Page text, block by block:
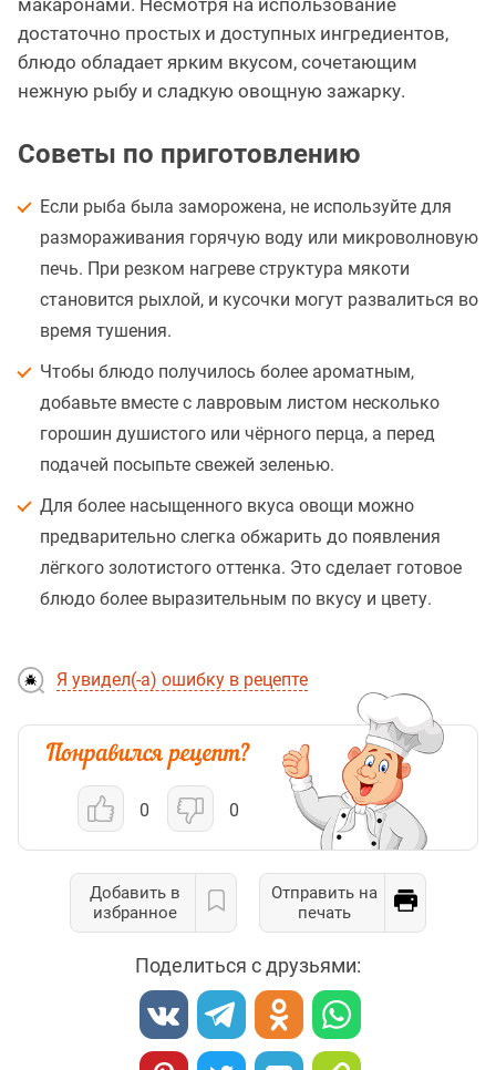
достаточно простых и доступных ингредиентов,
блюдо обладает ярким вкусом, сочетающим
нежную рыбу и сладкую овощную зажарку.
Советы по приготовлению
Если рыба была заморожена, не используйте для
размораживания горячую воду или микроволновую
печь. При резком нагреве структура мякоти
становится рыхлой, и кусочки могут развалиться во
время тушения.
Чтобы блюдо получилось более ароматным,
добавьте вместе с лавровым листом несколько
горошин душистого или чёрного перца, а перед
подачей посыпьте свежей зеленью.
Для более насыщенного вкуса овощи можно
предварительно слегка обжарить до появления
лёгкого золотистого оттенка. Это сделает готовое
блюдо более выразительным по вкусу и цвету.
Я увидел(-а) ошибку в рецепте
0 0
Добавить в
избранное
Отправить на
печать
Поделиться с друзьями: